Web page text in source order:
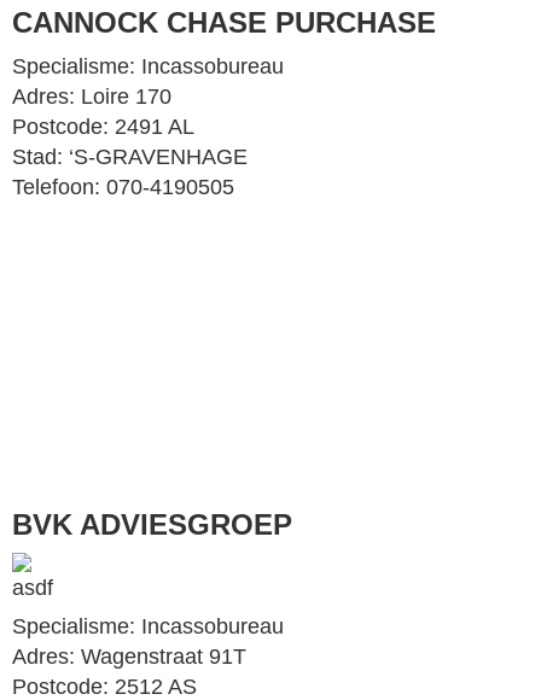
CANNOCK CHASE PURCHASE
Specialisme: Incassobureau
Adres: Loire 170
Postcode: 2491 AL
Stad: ‘S-GRAVENHAGE
Telefoon: 070-4190505
BVK ADVIESGROEP
Specialisme: Incassobureau
Adres: Wagenstraat 91T
Postcode: 2512 AS